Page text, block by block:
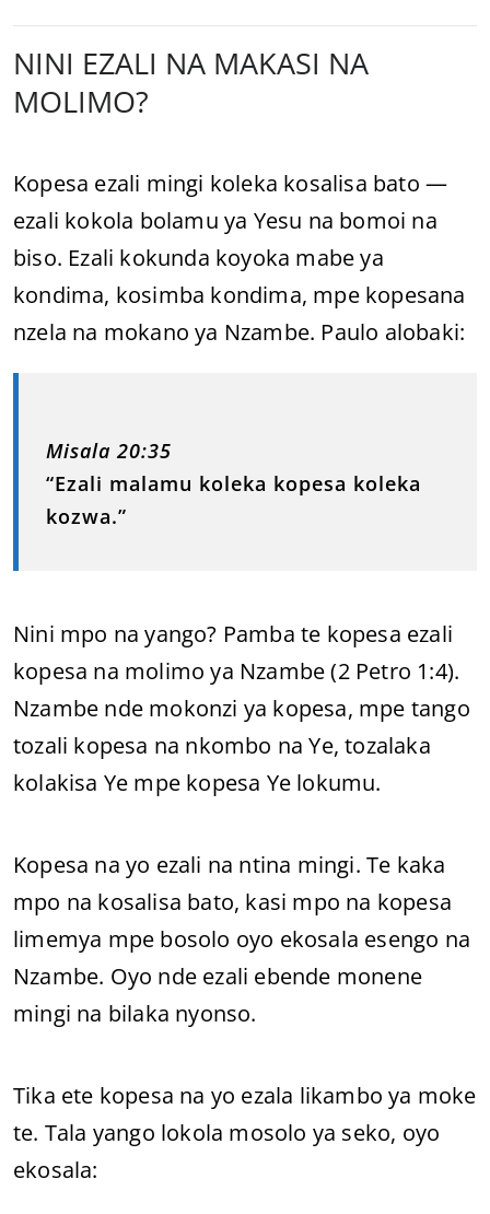
NINI EZALI NA MAKASI NA
MOLIMO?
Kopesa ezali mingi koleka kosalisa bato —
ezali kokola bolamu ya Yesu na bomoi na
biso. Ezali kokunda koyoka mabe ya
kondima, kosimba kondima, mpe kopesana
nzela na mokano ya Nzambe. Paulo alobaki:
Misala 20:35
“Ezali malamu koleka kopesa koleka
kozwa.”
Nini mpo na yango? Pamba te kopesa ezali
kopesa na molimo ya Nzambe (2 Petro 1:4).
Nzambe nde mokonzi ya kopesa, mpe tango
tozali kopesa na nkombo na Ye, tozalaka
kolakisa Ye mpe kopesa Ye lokumu.
Kopesa na yo ezali na ntina mingi. Te kaka
mpo na kosalisa bato, kasi mpo na kopesa
limemya mpe bosolo oyo ekosala esengo na
Nzambe. Oyo nde ezali ebende monene
mingi na bilaka nyonso.
Tika ete kopesa na yo ezala likambo ya moke
te. Tala yango lokola mosolo ya seko, oyo
ekosala: